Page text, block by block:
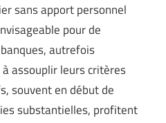
sans apport personnel
pour de
autrefois
assouplir leurs critères
souvent en début de
substantielles, profitent